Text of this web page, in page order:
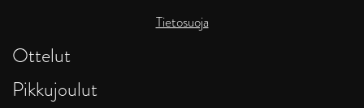
Tietosuoja
Ottelut
Pikkujoulut